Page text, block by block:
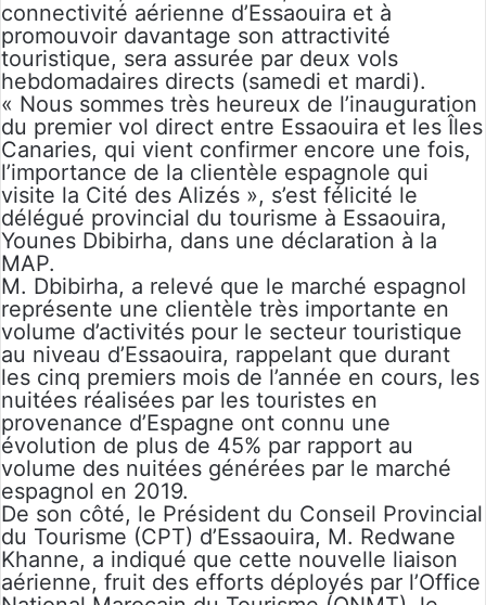
connectivité aérienne d’Essaouira et à
promouvoir davantage son attractivité
touristique, sera assurée par deux vols
hebdomadaires directs (samedi et mardi).
« Nous sommes très heureux de l’inauguration
du premier vol direct entre Essaouira et les Îles
Canaries, qui vient confirmer encore une fois,
l’importance de la clientèle espagnole qui
visite la Cité des Alizés », s’est félicité le
délégué provincial du tourisme à Essaouira,
Younes Dbibirha, dans une déclaration à la
MAP.
M. Dbibirha, a relevé que le marché espagnol
représente une clientèle très importante en
volume d’activités pour le secteur touristique
au niveau d’Essaouira, rappelant que durant
les cinq premiers mois de l’année en cours, les
nuitées réalisées par les touristes en
provenance d’Espagne ont connu une
évolution de plus de 45% par rapport au
volume des nuitées générées par le marché
espagnol en 2019.
De son côté, le Président du Conseil Provincial
du Tourisme (CPT) d’Essaouira, M. Redwane
Khanne, a indiqué que cette nouvelle liaison
aérienne, fruit des efforts déployés par l’Office